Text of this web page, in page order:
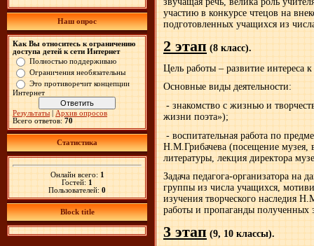
Наш опрос
Как Вы относитесь к ограничению
доступа детей к сети Интернет
Полностью поддерживаю
Ограничения необязательны
Это противоречит концепции
Интернет
Результаты
Архив опросов
Всего ответов: 70
Статистика
Онлайн всего: 1
Гостей: 1
Пользователей: 0
Block title
участию в конкурсе чтецов на
подготовленных учащихся из
2 этап (8 класс).
Цель работы – развитие интереса
Основные виды деятельности:
- знакомство с жизнью и
жизни поэта»);
- воспитательная работа по
Н.М.Грибачева (посещение музея,
литературы, лекция директора
Задача педагога-организатора на
группы из числа учащихся,
изучения творческого наследия
работы и пропаганды полученных
3 этап (9, 10 классы).